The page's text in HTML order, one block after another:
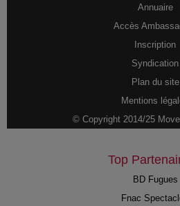
Annuaire
Accès
Inscription
Syndication
Plan du site
Mentions
© Copyright 2014/25
Top
BD Fugues
Fnac